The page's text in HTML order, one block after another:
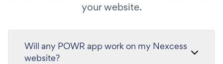
your website.
Will any POWR app work on my Nexcess
website?